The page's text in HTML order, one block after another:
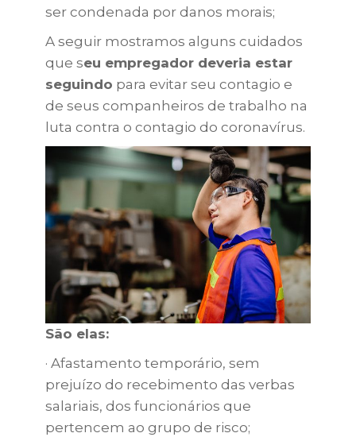
ser condenada por danos morais;
A seguir mostramos alguns cuidados
que seu empregador deveria estar
seguindo para evitar seu contagio e
de seus companheiros de trabalho na
luta contra o contagio do coronavírus.
São elas:
· Afastamento temporário, sem
prejuízo do recebimento das verbas
salariais, dos funcionários que
pertencem ao grupo de risco;